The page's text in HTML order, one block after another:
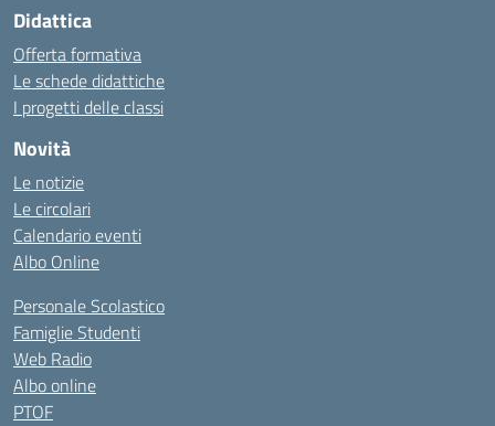
Didattica
Offerta formativa
Le schede didattiche
I progetti delle classi
Novità
Le notizie
Le circolari
Calendario eventi
Albo Online
Personale Scolastico
Famiglie Studenti
Web Radio
Albo online
PTOF